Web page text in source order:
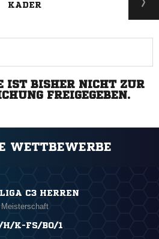
KADER
IST BISHER NICHT ZUR
FREIGEGEBEN.
WETTBEWERBE
C3 HERREN
Meisterschaft
H/K-FS/BO/1